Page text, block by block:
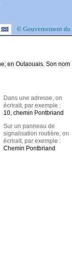
© Gouvernement du
en Outaouais. Son nom
Dans une adresse, on
écrirait, par exemple :
10, chemin Pontbriand
Sur un panneau de
signalisation routière, on
écrirait, par exemple :
Chemin Pontbriand